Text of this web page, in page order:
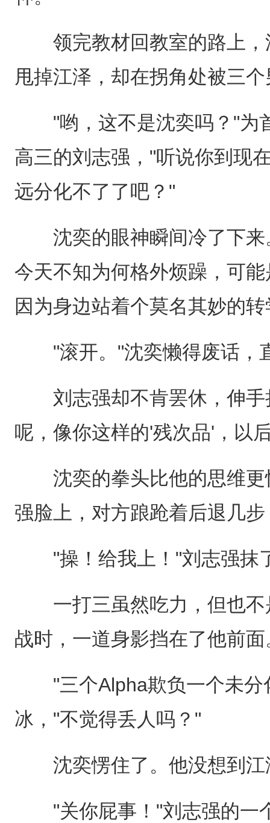
领完教材回教室的路上，
甩掉江泽，却在拐角处被三
"哟，这不是沈奕吗？"为
高三的刘志强，"听说你到现
远分化不了了吧？"
沈奕的眼神瞬间冷了下来
今天不知为何格外烦躁，可
因为身边站着个莫名其妙的
"滚开。"沈奕懒得废话，
刘志强却不肯罢休，伸手
呢，像你这样的'残次品'，
沈奕的拳头比他的思维更
强脸上，对方踉跄着后退几
"操！给我上！"刘志强抹
一打三虽然吃力，但也不
战时，一道身影挡在了他前面
"三个Alpha欺负一个未分
冰，"不觉得丢人吗？"
沈奕愣住了。他没想到江
"关你屁事！"刘志强的一